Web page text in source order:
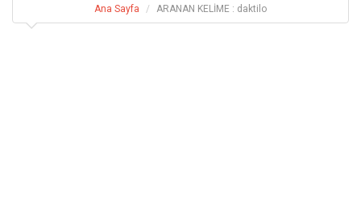
Ana Sayfa ARANAN KELİME : daktilo